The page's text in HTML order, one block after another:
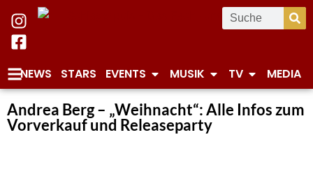
NEWS STARS EVENTS MUSIK TV MEDIA
Andrea Berg – „Weihnacht“: Alle Infos zum
Vorverkauf und Releaseparty